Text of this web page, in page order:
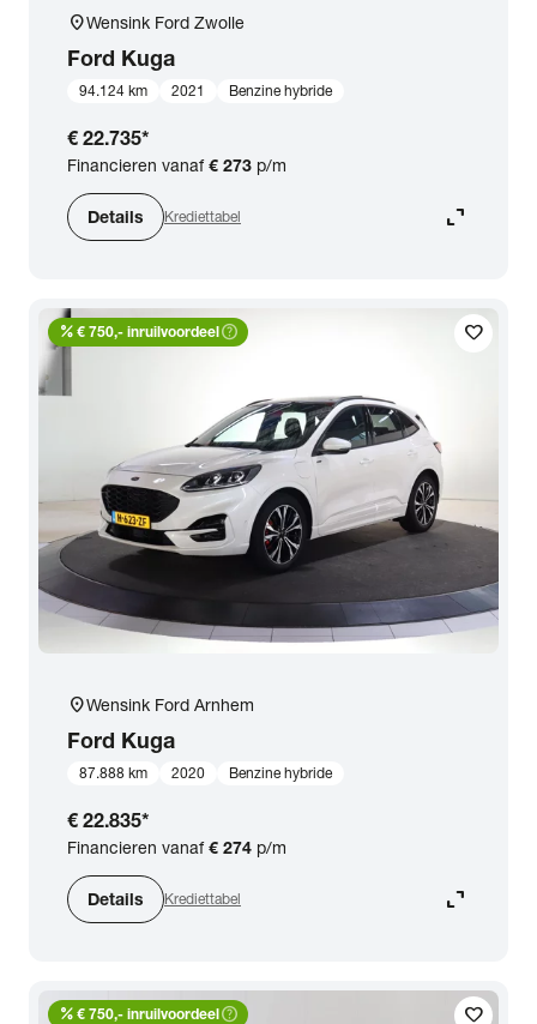
location_onWensink Ford Zwolle
Ford Kuga
94.124 km 2021 Benzine hybride
€ 22.735*
Financieren vanaf€ 273 p/m
Details Krediettabel expand_content
favorite
percent € 750,- inruilvoordeelhelp_outline
location_onWensink Ford Arnhem
Ford Kuga
87.888 km 2020 Benzine hybride
€ 22.835*
Financieren vanaf€ 274 p/m
Details Krediettabel expand_content
favorite
percent € 750,- inruilvoordeelhelp_outline